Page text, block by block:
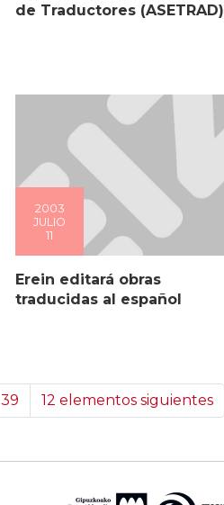
de Traductores (ASETRAD)
2003
JULIO
11
Erein editará obras
traducidas al español
39 12 elementos siguientes